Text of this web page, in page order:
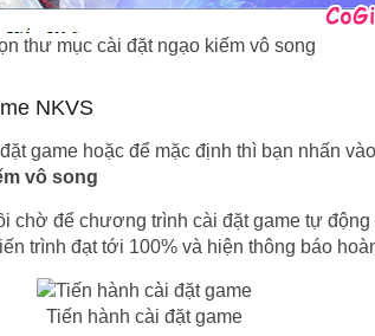
thư mục cài đặt ngạo kiếm vô song
NKVS
game hoặc để mặc định thì bạn nhấn vào
vô song
chờ để chương trình cài đặt game tự động
trình đạt tới 100% và hiện thông báo
Tiến hành cài đặt game